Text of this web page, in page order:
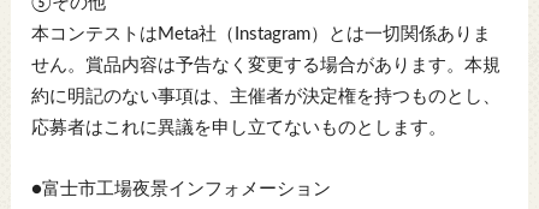
本コンテストはMeta社（Instagram）とは一切関係ありま
せん。賞品内容は予告なく変更する場合があります。本規
約に明記のない事項は、主催者が決定権を持つものとし、
応募者はこれに異議を申し立てないものとします。
●富士市工場夜景インフォメーション